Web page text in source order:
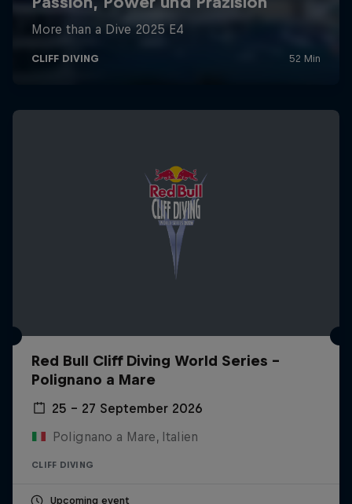
Red Bull Cliff Diving World Series -
Polignano a Mare
25 – 27 September 2026
Polignano a Mare, Italien
CLIFF DIVING
Upcoming event